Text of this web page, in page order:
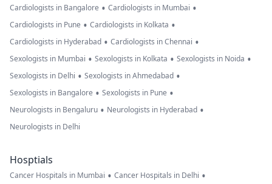
Cardiologists in Bangalore • Cardiologists in Mumbai •
Cardiologists in Pune • Cardiologists in Kolkata •
Cardiologists in Hyderabad • Cardiologists in Chennai •
Sexologists in Mumbai • Sexologists in Kolkata • Sexologists in Noida •
Sexologists in Delhi • Sexologists in Ahmedabad •
Sexologists in Bangalore • Sexologists in Pune •
Neurologists in Bengaluru • Neurologists in Hyderabad •
Neurologists in Delhi
Hosptials
Cancer Hospitals in Mumbai • Cancer Hospitals in Delhi •